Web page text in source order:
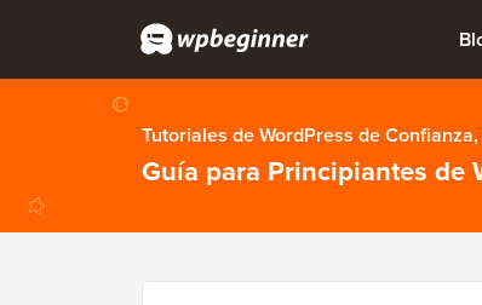
Tutoriales de WordPress de
Guía para Principiantes de